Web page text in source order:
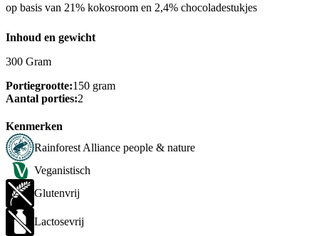
op basis van 21% kokosroom en 2,4% chocoladestukjes
Inhoud en gewicht
300 Gram
Portiegrootte:150 gram
Aantal porties:2
Kenmerken
Rainforest Alliance people & nature
Veganistisch
Glutenvrij
Lactosevrij